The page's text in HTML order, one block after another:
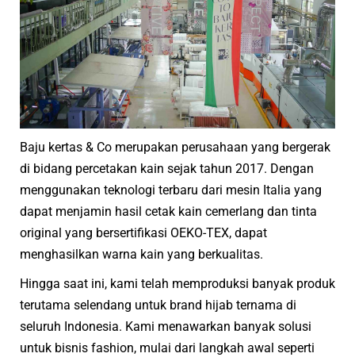
Baju kertas & Co merupakan perusahaan yang bergerak
di bidang percetakan kain sejak tahun 2017. Dengan
menggunakan teknologi terbaru dari mesin Italia yang
dapat menjamin hasil cetak kain cemerlang dan tinta
original yang bersertifikasi OEKO-TEX, dapat
menghasilkan warna kain yang berkualitas.
Hingga saat ini, kami telah memproduksi banyak produk
terutama selendang untuk brand hijab ternama di
seluruh Indonesia. Kami menawarkan banyak solusi
untuk bisnis fashion, mulai dari langkah awal seperti